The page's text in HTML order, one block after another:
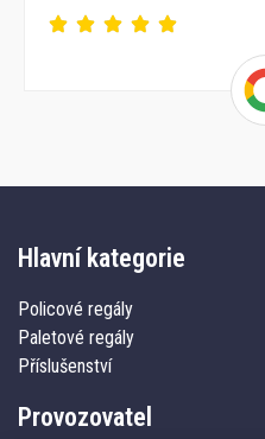
Hlavní kategorie
Policové regály
Paletové regály
Příslušenství
Provozovatel